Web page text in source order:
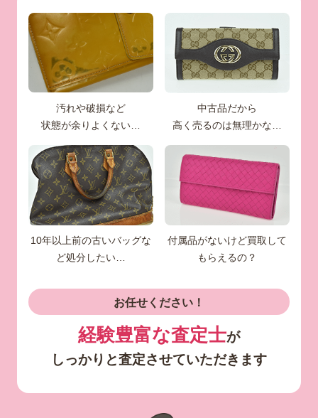
汚れや破損など
状態が余りよくない…
中古品だから
高く売るのは無理かな…
10年以上前の古いバッグな
ど処分したい…
付属品がないけど買取して
もらえるの？
お任せください！
経験豊富な査定士が
しっかりと査定させていただきます